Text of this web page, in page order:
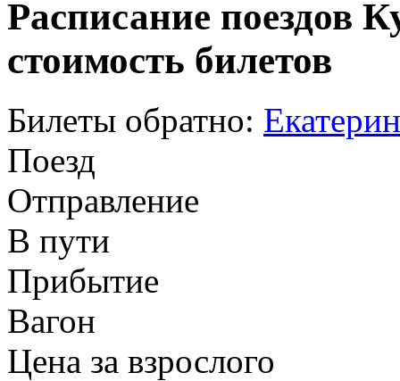
Расписание поездов
стоимость билетов
Билеты обратно:
Поезд
Отправление
В пути
Прибытие
Вагон
Цена за взрослого